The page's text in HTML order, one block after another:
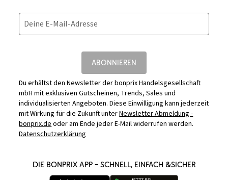
Deine E-Mail-Adresse
ABONNIEREN
Du erhältst den Newsletter der bonprix Handelsgesellschaft
mbH mit exklusiven Gutscheinen, Trends, Sales und
individualisierten Angeboten. Diese Einwilligung kann jederzeit
mit Wirkung für die Zukunft unterNewsletter Abmeldung -
bonprix.deoder am Ende jeder E-Mail widerrufen werden.
Datenschutzerklärung
DIE BONPRIX APP – SCHNELL, EINFACH &SICHER